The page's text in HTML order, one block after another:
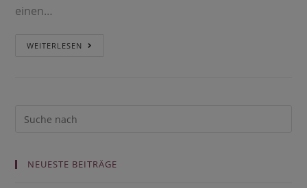
einen…
WEITERLESEN
NEUESTE BEITRÄGE